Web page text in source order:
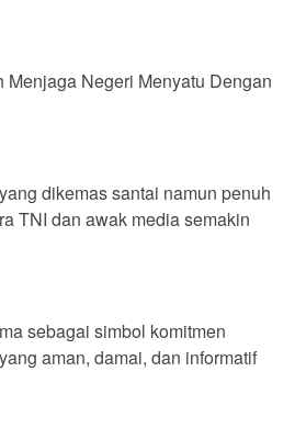
Menjaga Negeri Menyatu Dengan
dikemas santai namun penuh
TNI dan awak media semakin
sebagai simbol komitmen
aman, damai, dan informatif